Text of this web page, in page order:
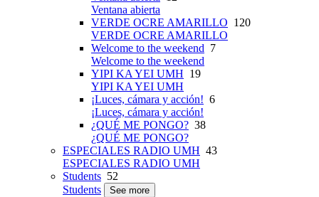
Ventana abierta
VERDE OCRE AMARILLO 120
VERDE OCRE AMARILLO
Welcome to the weekend 7
Welcome to the weekend
YIPI KA YEI UMH 19
YIPI KA YEI UMH
¡Luces, cámara y acción! 6
¡Luces, cámara y acción!
¿QUÉ ME PONGO? 38
¿QUÉ ME PONGO?
ESPECIALES RADIO UMH 43
ESPECIALES RADIO UMH
Students 52
Students
See more